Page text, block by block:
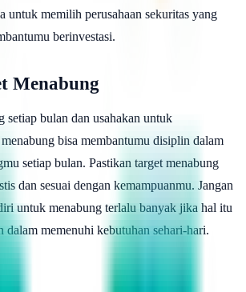
untuk memilih perusahaan sekuritas yang
berinvestasi.
Menabung
setiap bulan dan usahakan untuk
bisa membantumu disiplin dalam
setiap bulan. Pastikan target menabung
dan sesuai dengan kemampuanmu. Jangan
untuk menabung terlalu banyak jika hal itu
dalam memenuhi kebutuhan sehari-hari.